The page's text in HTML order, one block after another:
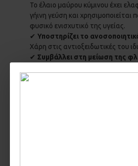
Το έλαιο μαύρου κύμινου έχει
γήινη γεύση και
φυσικό ενισχυτικό της υγείας.
✔ Υποστηρίζει το
Χάρη στις αντιοξειδωτικές του
✔ Συμβάλλει στη μείωση της